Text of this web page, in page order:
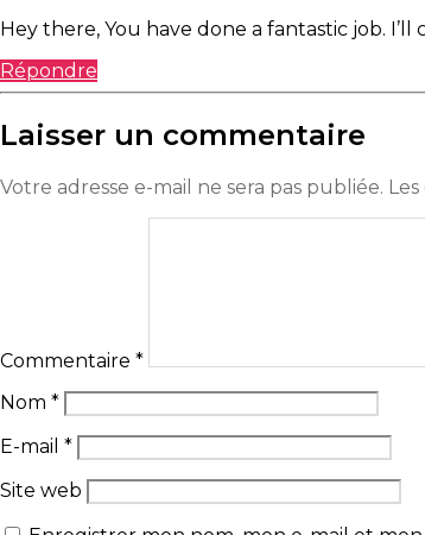
Hey there, You have done a fantastic job.
Répondre
Laisser un commentaire
Votre adresse e-mail ne sera pas publiée.
Commentaire *
Nom *
E-mail *
Site web